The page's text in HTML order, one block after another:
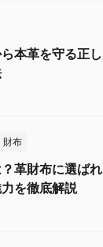
本革を守る正し
財布
革財布に選ばれ
を徹底解説